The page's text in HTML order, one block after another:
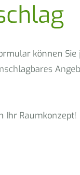
können
Ihr Raumkonzept!